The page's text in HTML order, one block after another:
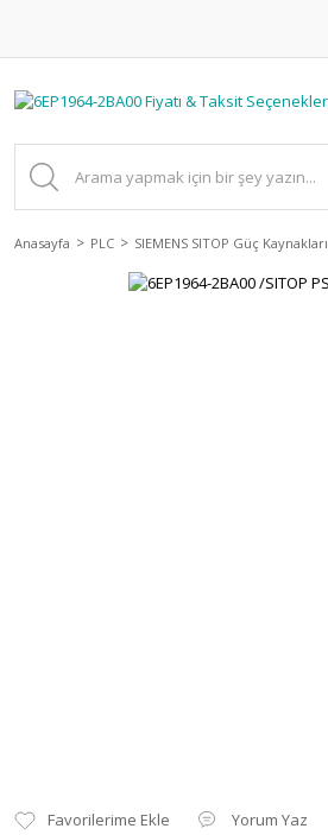
Anasayfa PLC SIEMENS SITOP Güç Kaynakları
Yorum Yaz